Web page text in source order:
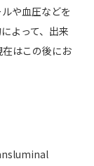
や血圧などを
よって、出来
はこの後にお